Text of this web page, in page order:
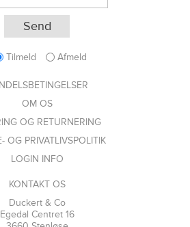
Tilmeld Afmeld
OM OS
OG RETURNERING
OG PRIVATLIVSPOLITIK
LOGIN INFO
KONTAKT OS
Duckert & Co
Egedal Centret 16